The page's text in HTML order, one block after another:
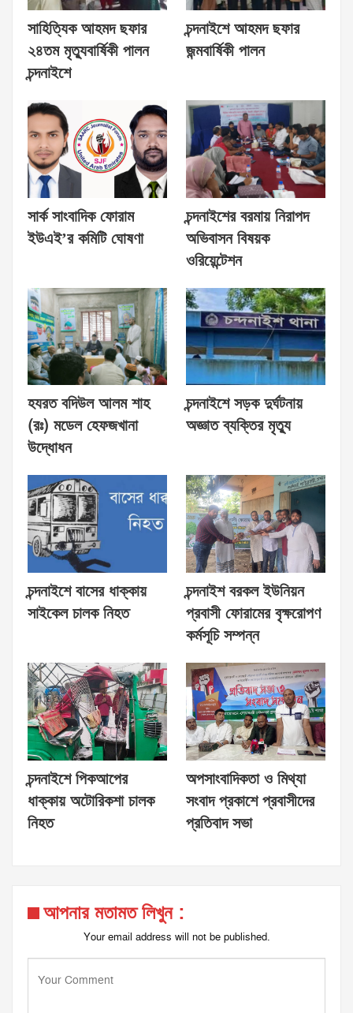
সাহিত্যিক আহমদ ছফার
২৪তম মৃত্যুবার্ষিকী পালন
চন্দনাইশে
চন্দনাইশে আহমদ ছফার
জন্মবার্ষিকী পালন
সার্ক সাংবাদিক ফোরাম
ইউএই’র কমিটি ঘোষণা
চন্দনাইশের বরমায় নিরাপদ
অভিবাসন বিষয়ক
ওরিয়েন্টেশন
হযরত বদিউল আলম শাহ
(রঃ) মডেল হেফজখানা
উদ্ধোধন
চন্দনাইশে সড়ক দুর্ঘটনায়
অজ্ঞাত ব্যক্তির মৃত্যু
চন্দনাইশে বাসের ধাক্কায়
সাইকেল চালক নিহত
চন্দনাইশ বরকল ইউনিয়ন
প্রবাসী ফোরামের বৃক্ষরোপণ
কর্মসূচি সম্পন্ন
চন্দনাইশে পিকআপের
ধাক্কায় অটোরিকশা চালক
নিহত
অপসাংবাদিকতা ও মিথ্যা
সংবাদ প্রকাশে প্রবাসীদের
প্রতিবাদ সভা
আপনার মতামত লিখুন :
Your email address will not be published.